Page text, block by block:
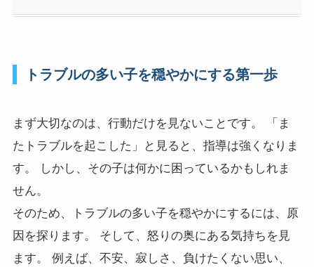
トラブルの多い子を穏やかにする第一歩
まず大切なのは、行動だけを見ないことです。 「ま
たトラブルを起こした」と見ると、指導は強くなりま
す。 しかし、その子は何かに困っているかもしれま
せん。
そのため、トラブルの多い子を穏やかにするには、原
因を探ります。 そして、怒りの奥にある気持ちを見
ます。 例えば、不安、寂しさ、負けたくない思い、